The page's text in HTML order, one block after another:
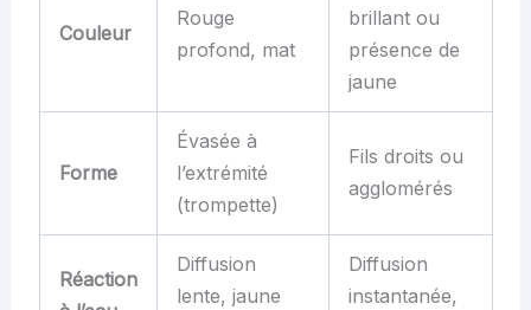
Couleur
Rouge
profond, mat
brillant ou
présence de
jaune
Forme
Évasée à
l’extrémité
(trompette)
Fils droits ou
agglomérés
Réaction
Diffusion
lente, jaune
Diffusion
instantanée,